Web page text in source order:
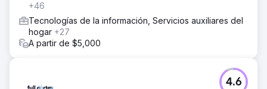
+46
Tecnologías de la información, Servicios auxiliares del
hogar +27
A partir de $5,000
4.6